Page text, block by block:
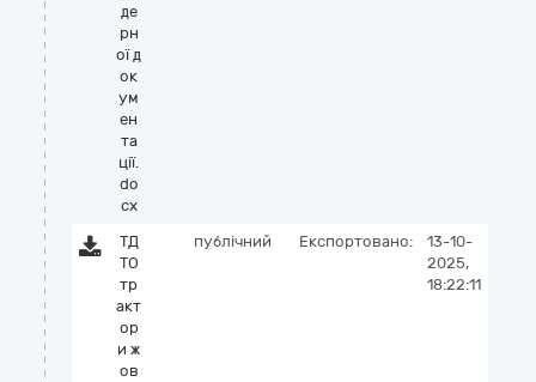
де
рн
ої д
ок
ум
ен
та
ції.
do
cx
ТД
ТО
тр
акт
ор
и ж
ов
публічний Експортовано:
13-10-
2025,
18:22:11